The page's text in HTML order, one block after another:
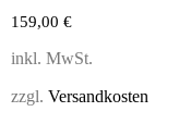
159,00 €
inkl. MwSt.
zzgl. Versandkosten